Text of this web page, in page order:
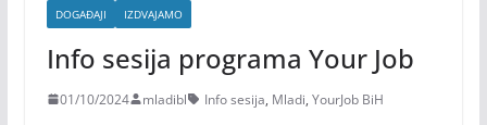
DOGAĐAJI IZDVAJAMO
Info sesija programa Your Job
01/10/2024 mladibl Info sesija, Mladi, YourJob BiH